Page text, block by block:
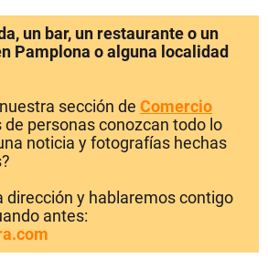
un bar, un restaurante o un
Pamplona o alguna localidad
sección de Comercio
de personas conozcan todo lo
noticia y fotografías hechas
dirección y hablaremos contigo
antes: